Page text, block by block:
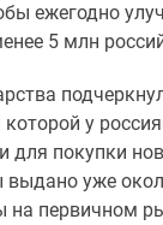
ежегодно
5 млн
которой у
для покупки
уже
на первичном